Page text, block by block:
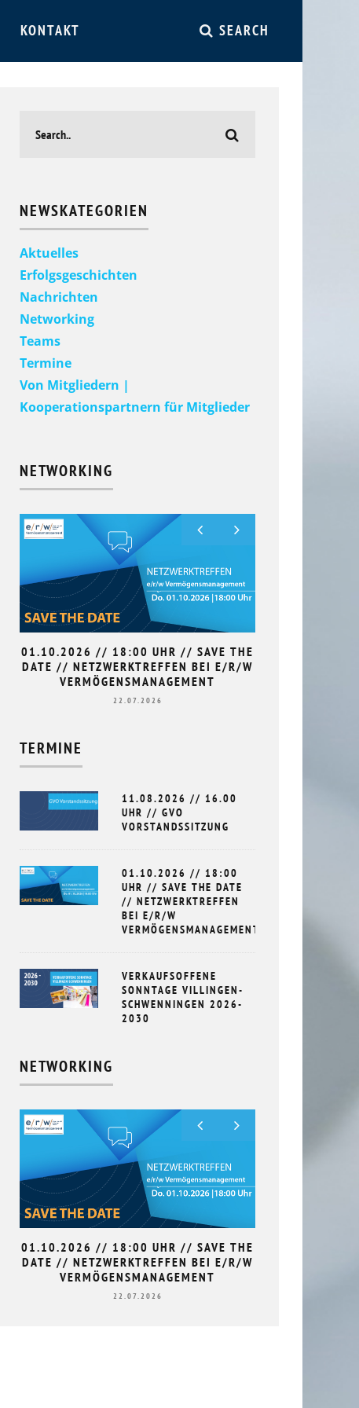
KONTAKT SEARCH
NEWSKATEGORIEN
Aktuelles
Erfolgsgeschichten
Nachrichten
Networking
Teams
Termine
Von Mitgliedern |
Kooperationspartnern für Mitglieder
NETWORKING
01.10.2026 // 18:00 UHR // SAVE THE
DATE // NETZWERKTREFFEN BEI E/R/W
VERMÖGENSMANAGEMENT
22.07.2026
TERMINE
11.08.2026 // 16.00
UHR // GVO
VORSTANDSSITZUNG
01.10.2026 // 18:00
UHR // SAVE THE DATE
// NETZWERKTREFFEN
BEI E/R/W
VERMÖGENSMANAGEMENT
VERKAUFSOFFENE
SONNTAGE VILLINGEN-
SCHWENNINGEN 2026-
2030
NETWORKING
01.10.2026 // 18:00 UHR // SAVE THE
DATE // NETZWERKTREFFEN BEI E/R/W
VERMÖGENSMANAGEMENT
22.07.2026